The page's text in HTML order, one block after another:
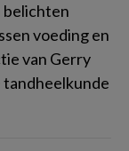
belichten
voeding en
van Gerry